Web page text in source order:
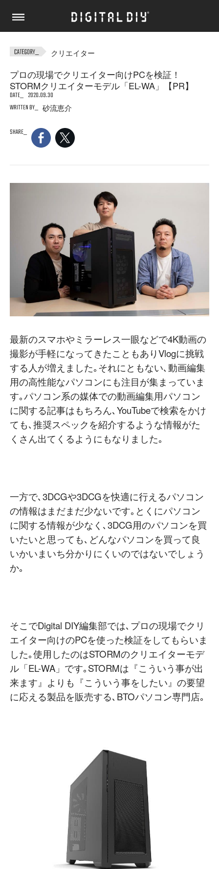
クリエイター
プロの現場でクリエイター向けPCを検証！
STORMクリエイターモデル「EL-WA」【PR】
DATE
2020.09.30
WRITTEN BY
砂流恵介
SHARE
最新のスマホやミラーレス一眼などで4K動画の
撮影が手軽になってきたこともありVlogに挑戦
する人が増えました｡それにともない､動画編集
用の高性能なパソコンにも注目が集まっていま
す｡パソコン系の媒体での動画編集用パソコン
に関する記事はもちろん､YouTubeで検索をかけ
ても､推奨スペックを紹介するような情報がた
くさん出てくるようにもなりました｡
一方で､3DCGや3DCGを快適に行えるパソコン
の情報はまだまだ少ないです｡とくにパソコン
に関する情報が少なく､3DCG用のパソコンを買
いたいと思っても､どんなパソコンを買って良
いかいまいち分かりにくいのではないでしょう
か｡
そこでDigital DIY編集部では､プロの現場でクリ
エイター向けのPCを使った検証をしてもらいま
した｡使用したのはSTORMのクリエイターモデ
ル「EL-WA」です｡STORMは『こういう事が出
来ます』よりも『こういう事をしたい』の要望
に応える製品を販売する､BTOパソコン専門店｡